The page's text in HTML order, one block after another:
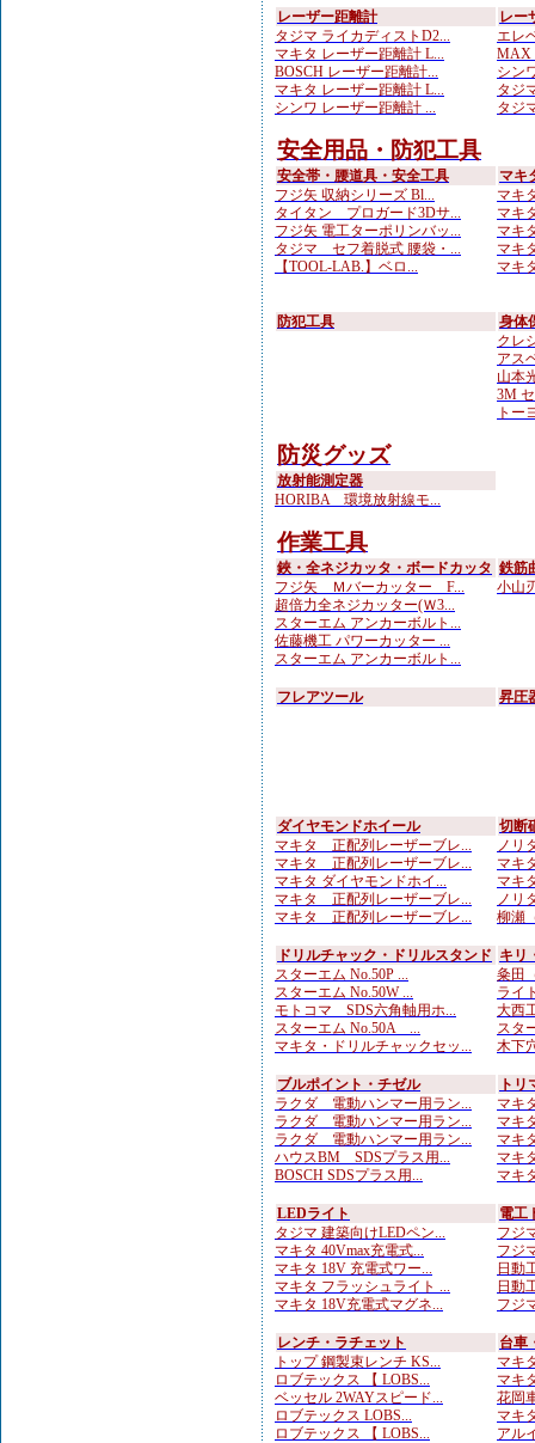
レーザー距離計
タジマ ライカディストD2...
マキタ レーザー距離計 L...
BOSCH レーザー距離計...
マキタ レーザー距離計 L...
シンワ レーザー距離計 ...
レー
エレ
シン
タジ
タジ
安全用品・防犯工具
安全帯・腰道具・安全工具
フジ矢 収納シリーズ Bl...
タイタン プロガード3Dサ...
フジ矢 電工ターポリンバッ...
タジマ セフ着脱式 腰袋・...
【TOOL-LAB.】ベロ...
マキ
マキ
マキ
マキ
マキ
マキ
防犯工具
身体
クレ
アス
山本
3M
トー
防災グッズ
放射能測定器
HORIBA 環境放射線モ...
作業工具
鋏・全ネジカッタ・ボードカッタ
フジ矢 Ｍバーカッター F...
超倍力全ネジカッター(Ｗ3...
スターエム アンカーボルト...
佐藤機工 パワーカッター ...
スターエム アンカーボルト...
鉄筋
小山
フレアツール 昇圧
ダイヤモンドホイール
マキタ 正配列レーザーブレ...
マキタ 正配列レーザーブレ...
マキタ ダイヤモンドホイ...
マキタ 正配列レーザーブレ...
マキタ 正配列レーザーブレ...
切断
ノリ
マキ
マキ
ノリ
柳瀬
ドリルチャック・ドリルスタンド
スターエム No.50P ...
スターエム No.50W ...
モトコマ SDS六角軸用ホ...
スターエム No.50A ...
マキタ・ドリルチャックセッ...
キリ
粂田
ライ
大西
スタ
木下
ブルポイント・チゼル
ラクダ 電動ハンマー用ラン...
ラクダ 電動ハンマー用ラン...
ラクダ 電動ハンマー用ラン...
ハウスBM SDSプラス用...
BOSCH SDSプラス用...
ト
マキ
マキ
マキ
マキ
マキ
LEDライト
タジマ 建築向けLEDペン...
マキタ 40Vmax充電式...
マキタ 18V 充電式ワー...
マキタ フラッシュライト ...
マキタ 18V充電式マグネ...
電工
フジ
フジ
日動
日動
フジ
レンチ・ラチェット
トップ 鋼製束レンチ KS...
ロブテックス 【 LOBS...
ベッセル 2WAYスピード...
ロブテックス LOBS...
ロブテックス 【 LOBS...
台車
マキ
マキ
花岡
マキ
アル